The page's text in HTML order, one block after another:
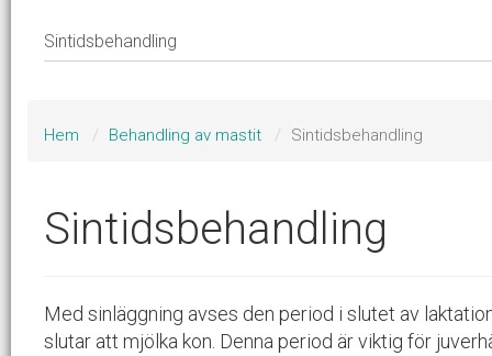
Hem Behandling av mastit Sintidsbehandling
Sintidsbehandling
Med sinläggning avses den period i slutet av
slutar att mjölka kon. Denna period är viktig för